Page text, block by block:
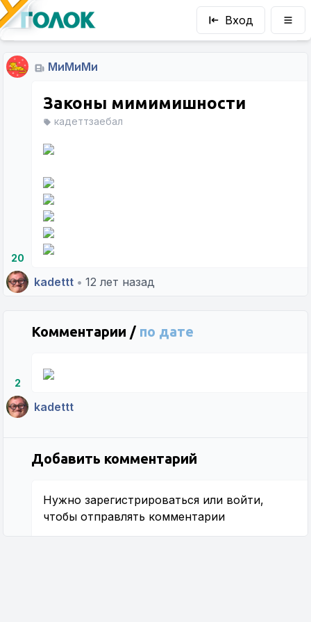
Вход
МиМиМи
20
Законы мимимишности
кадеттзаебал
kadettt • 12 лет назад
Комментарии / по дате
2
kadettt
Добавить комментарий
Нужно зарегистрироваться или войти,
чтобы отправлять комментарии